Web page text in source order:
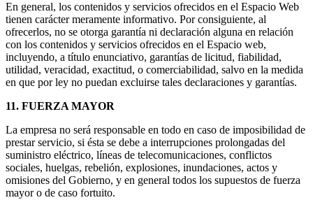
En general, los contenidos y servicios ofrecidos en el Espacio Web
tienen carácter meramente informativo. Por consiguiente, al
ofrecerlos, no se otorga garantía ni declaración alguna en relación
con los contenidos y servicios ofrecidos en el Espacio web,
incluyendo, a título enunciativo, garantías de licitud, fiabilidad,
utilidad, veracidad, exactitud, o comerciabilidad, salvo en la medida
en que por ley no puedan excluirse tales declaraciones y garantías.
11. FUERZA MAYOR
La empresa no será responsable en todo en caso de imposibilidad de
prestar servicio, si ésta se debe a interrupciones prolongadas del
suministro eléctrico, líneas de telecomunicaciones, conflictos
sociales, huelgas, rebelión, explosiones, inundaciones, actos y
omisiones del Gobierno, y en general todos los supuestos de fuerza
mayor o de caso fortuito.